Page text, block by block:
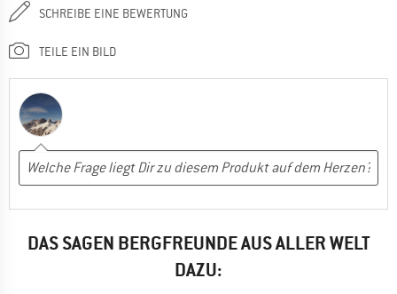
SCHREIBE EINE BEWERTUNG
TEILE EIN BILD
DAS SAGEN BERGFREUNDE AUS ALLER WELT
DAZU: